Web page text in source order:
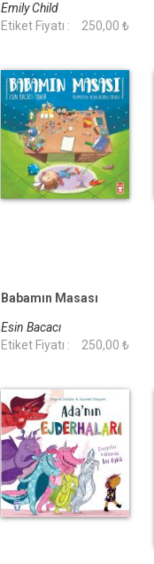
Emily Child
Etiket Fiyatı :
250,00 ₺
Babamın Masası
Esin Bacacı
Etiket Fiyatı :
250,00 ₺